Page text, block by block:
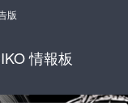
版
情報板